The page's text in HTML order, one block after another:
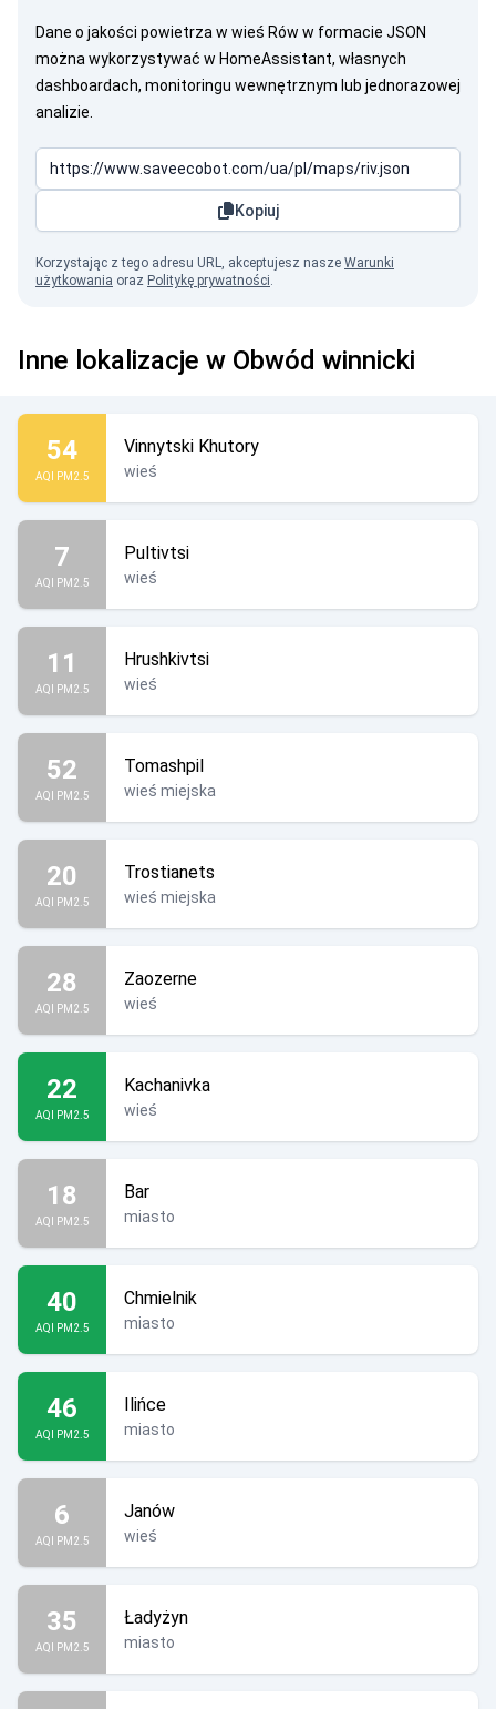
Dane o jakości powietrza w wieś Rów w formacie JSON
można wykorzystywać w HomeAssistant, własnych
dashboardach, monitoringu wewnętrznym lub jednorazowej
analizie.
Kopiuj
Korzystając z tego adresu URL, akceptujesz nasze Warunki
użytkowania oraz Politykę prywatności.
Inne lokalizacje w Obwód winnicki
54
AQI PM2.5
Vinnytski Khutory
wieś
7
AQI PM2.5
Pultivtsi
wieś
11
AQI PM2.5
Hrushkivtsi
wieś
52
AQI PM2.5
Tomashpil
wieś miejska
20
AQI PM2.5
Trostianets
wieś miejska
28
AQI PM2.5
Zaozerne
wieś
22
AQI PM2.5
Kachanivka
wieś
18
AQI PM2.5
Bar
miasto
40
AQI PM2.5
Chmielnik
miasto
46
AQI PM2.5
Ilińce
miasto
6
AQI PM2.5
Janów
wieś
35
AQI PM2.5
Ładyżyn
miasto